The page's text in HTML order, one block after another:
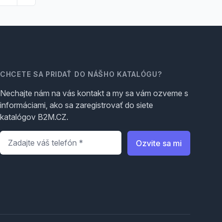
CHCETE SA PRIDAŤ DO NÁŠHO KATALÓGU?
Nechajte nám na vás kontakt a my sa vám ozveme s
informáciami, ako sa zaregistrovať do siete
katalógov B2M.CZ.
Telefón
Ozvite sa mi